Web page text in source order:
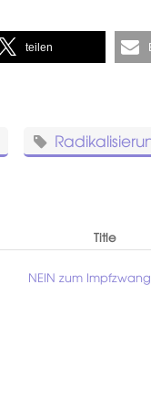
teilen
Title
NEIN zum Impfzwang